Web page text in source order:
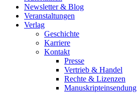
Newsletter & Blog
Veranstaltungen
Verlag
Geschichte
Karriere
Kontakt
Presse
Vertrieb & Handel
Rechte & Lizenzen
Manuskripteinsendung